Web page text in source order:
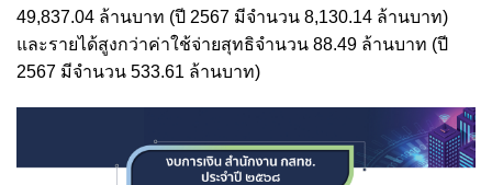
49,837.04 ล้านบาท (ปี 2567 มีจำนวน 8,130.14 ล้านบาท)
และรายได้สูงกว่าค่าใช้จ่ายสุทธิจำนวน 88.49 ล้านบาท (ปี
2567 มีจำนวน 533.61 ล้านบาท)